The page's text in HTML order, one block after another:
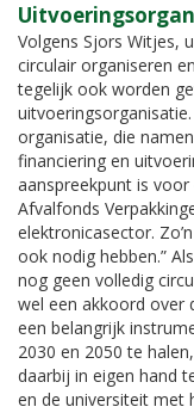
Volgens Sjors Witjes,
circulair organiseren
tegelijk ook worden
organisatie, die
financiering en
aanspreekpunt is
Afvalfonds
elektronicasector.
ook nodig hebben.”
nog geen volledig
wel een akkoord over
een belangrijk
2030 en 2050 te
daarbij in eigen hand
en de universiteit met